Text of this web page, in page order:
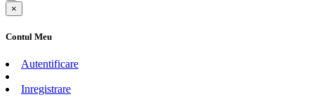
×
Contul Meu
Autentificare
Inregistrare